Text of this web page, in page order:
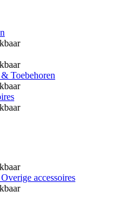
Toebehoren
accessoires